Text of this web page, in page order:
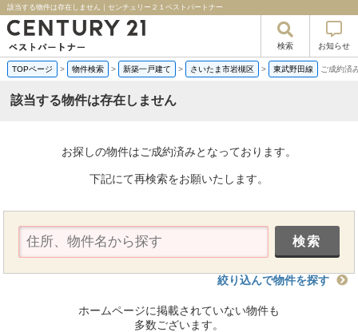
該当する物件は存在しません｜センチュリー２１ベストパートナー
検索 お知らせ
TOPページ > 物件検索 > 新築一戸建て > さいたま市岩槻区 > 東武野田線 ご成約済
該当する物件は存在しません
お探しの物件はご成約済みとなっております。
下記にて再検索をお願いたします。
絞り込んで物件を探す
ホームページに掲載されていない物件も
多数ございます。